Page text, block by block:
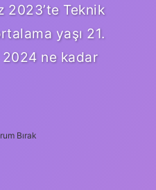
2023’te Teknik
yaşı 21.
2024 ne kadar
Bırak